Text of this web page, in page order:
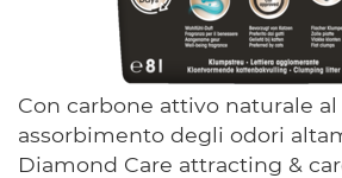
Con carbone attivo naturale al
assorbimento degli odori
Diamond Care attracting &